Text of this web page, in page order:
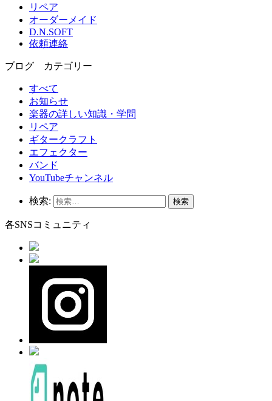
リペア
オーダーメイド
D.N.SOFT
依頼連絡
ブログ カテゴリー
すべて
お知らせ
楽器の詳しい知識・学問
リペア
ギタークラフト
エフェクター
バンド
YouTubeチャンネル
検索:
各SNSコミュニティ